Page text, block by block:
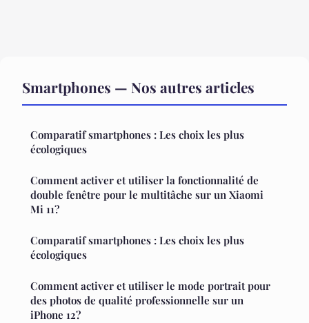
Smartphones — Nos autres articles
Comparatif smartphones : Les choix les plus
écologiques
Comment activer et utiliser la fonctionnalité de
double fenêtre pour le multitâche sur un Xiaomi
Mi 11?
Comparatif smartphones : Les choix les plus
écologiques
Comment activer et utiliser le mode portrait pour
des photos de qualité professionnelle sur un
iPhone 12?